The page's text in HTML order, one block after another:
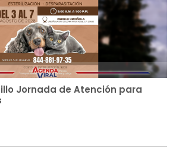
Jornada de Atención para